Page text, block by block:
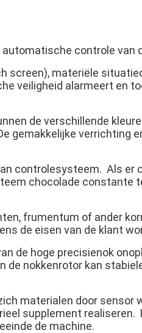
controle van
screen), materiële
veiligheid alarmeert en
de verschillende
gemakkelijke verrichting
controlesysteem. Als er
chocolade constante
frumentum of ander
de eisen van de klant
de hoge precisienok
de nokkenrotor kan
materialen door sensor
supplement
de machine.